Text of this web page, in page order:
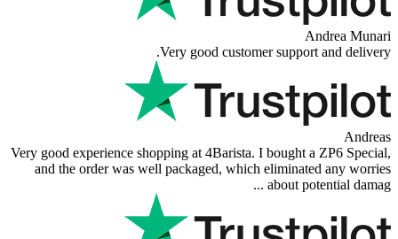
Very good customer
Very good experience shopping at 4Barista. I
and the order was well packaged, which
about